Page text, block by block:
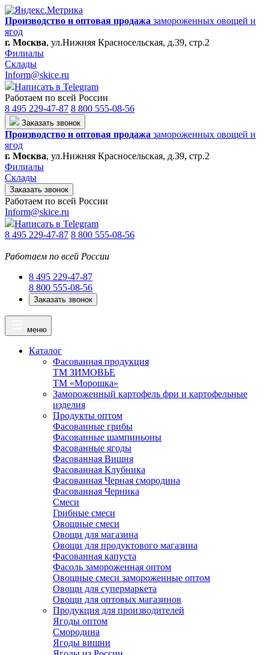
Производство и оптовая продажа замороженных овощей и
ягод
г. Москва, ул.Нижняя Красносельская, д.39, стр.2
Филиалы
Склады
Inform@skice.ru
Написать в Telegram
Работаем по всей России
8 495 229-47-87 8 800 555-08-56
Заказать звонок
Производство и оптовая продажа замороженных овощей и
ягод
г. Москва, ул.Нижняя Красносельская, д.39, стр.2
Филиалы
Склады
Заказать звонок
Работаем по всей России
Inform@skice.ru
Написать в Telegram
8 495 229-47-87 8 800 555-08-56
Работаем по всей России
8 495 229-47-87
8 800 555-08-56
Заказать звонок
меню
Каталог
Фасованная продукция
ТМ ЗИМОВЬЕ
ТМ «Морошка»
Замороженный картофель фри и картофельные
изделия
Продукты оптом
Фасованные грибы
Фасованные шампиньоны
Фасованные ягоды
Фасованная Вишня
Фасованная Клубника
Фасованная Черная смородина
Фасованная Черника
Смеси
Грибные смеси
Овощные смеси
Овощи для магазина
Овощи для продуктового магазина
Фасованная капуста
Фасоль замороженная оптом
Овощные смеси замороженные оптом
Овощи для супермаркета
Овощи для оптовых магазинов
Продукция для производителей
Ягоды оптом
Смородина
Ягоды вишни